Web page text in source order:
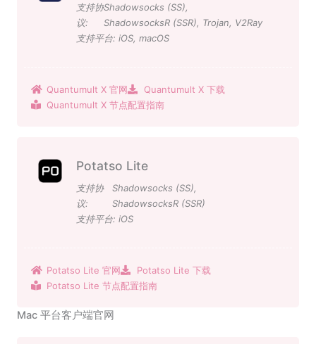
支持协
议:
Shadowsocks (SS),
ShadowsocksR (SSR), Trojan, V2Ray
支持平台: iOS, macOS
Quantumult X 官网
Quantumult X 下载
Quantumult X 节点配置指南
Potatso Lite
支持协
议:
Shadowsocks (SS),
ShadowsocksR (SSR)
支持平台: iOS
Potatso Lite 官网
Potatso Lite 下载
Potatso Lite 节点配置指南
Mac 平台客户端官网